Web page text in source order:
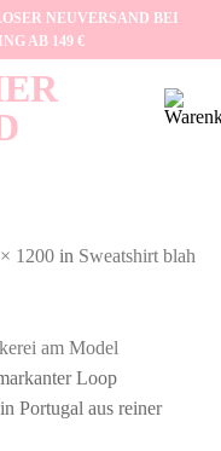
NEUVERSAND BEI
AB 149 €
1200 in Sweatshirt blah
Loop
Portugal aus reiner